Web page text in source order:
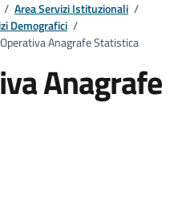
/ Area Servizi Istituzionali /
Demografici /
Anagrafe Statistica
Anagrafe